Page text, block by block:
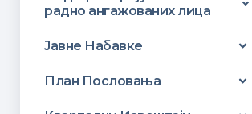
радно ангажованих лица
Јавне Набавке
План Пословања